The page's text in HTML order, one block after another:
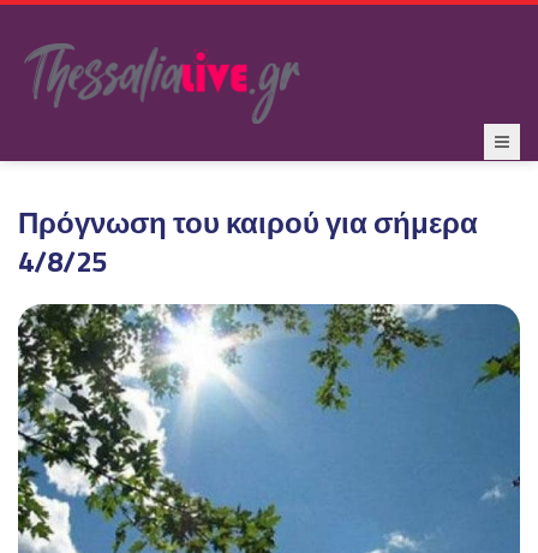
Πρόγνωση του καιρού για σήμερα
4/8/25